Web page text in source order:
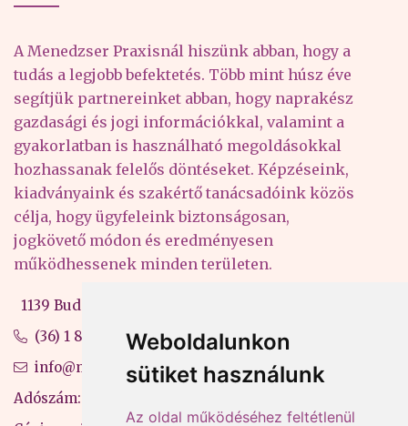
Weboldalunkon
sütiket használunk
Az oldal működéséhez feltétlenül
A Menedzser Praxisnál hiszünk abban, hogy a
tudás a legjobb befektetés. Több mint húsz éve
segítjük partnereinket abban, hogy naprakész
gazdasági és jogi információkkal, valamint a
gyakorlatban is használható megoldásokkal
hozhassanak felelős döntéseket. Képzéseink,
kiadványaink és szakértő tanácsadóink közös
célja, hogy ügyfeleink biztonságosan,
jogkövető módon és eredményesen
működhessenek minden területen.
1139 Budapest, Váci út 99-105. 4. em.
(36) 1 880 76 00
info@mprx.hu
Adószám: 13598145-2-41